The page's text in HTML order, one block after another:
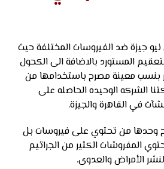
جيزة ضد الفيروسات المختلفة حيث
المستورد بالاضافة الى الكحول
بنسب معينة مصرح باستخدامها من
الشركه الوحيده الحاصله على
في القاهرة والجيزة.
وحدها من تحتوي على فيروسات بل
المفروشات الكثير من الجراثيم
الأمراض والعدوى.